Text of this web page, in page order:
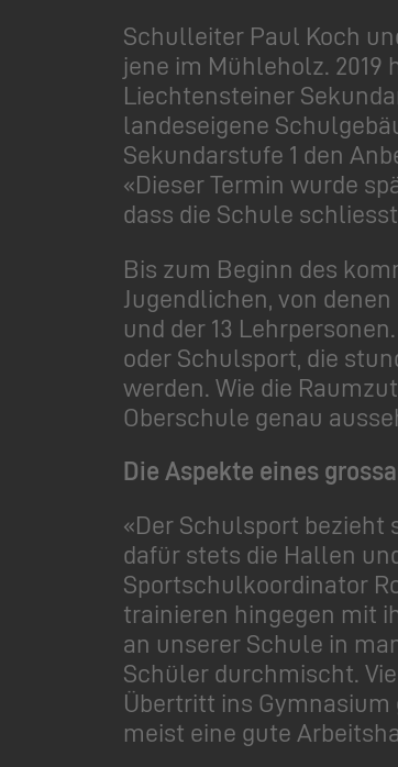
Schulleiter Paul Koch
jene im Mühleholz.
Liechtensteiner
landeseigene
Sekundarstufe 1 den
«Dieser Termin wurde
dass die Schule
Bis zum Beginn des
Jugendlichen, von
und der 13
oder Schulsport, die
werden. Wie die
Oberschule genau
Die Aspekte eines
«Der Schulsport bezieht
dafür stets die Hallen
Sportschulkoordinator
trainieren hingegen mit
an unserer Schule in
Schüler durchmischt.
Übertritt ins
meist eine gute